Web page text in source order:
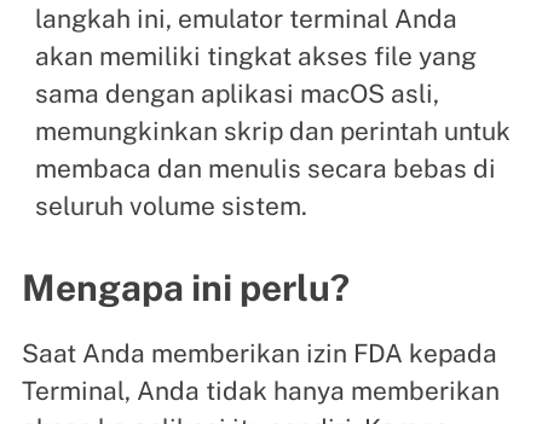
langkah ini, emulator terminal Anda
akan memiliki tingkat akses file yang
sama dengan aplikasi macOS asli,
memungkinkan skrip dan perintah untuk
membaca dan menulis secara bebas di
seluruh volume sistem.
Mengapa ini perlu?
Saat Anda memberikan izin FDA kepada
Terminal, Anda tidak hanya memberikan